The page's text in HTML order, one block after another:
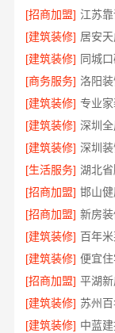
[招商加盟] 江苏
[建筑装修]
[建筑装修]
[商务服务]
[建筑装修]
[建筑装修] 深圳
[建筑装修]
[生活服务]
[招商加盟]
[招商加盟]
[建筑装修] 百年
[建筑装修]
[招商加盟] 平湖
[建筑装修]
[建筑装修]